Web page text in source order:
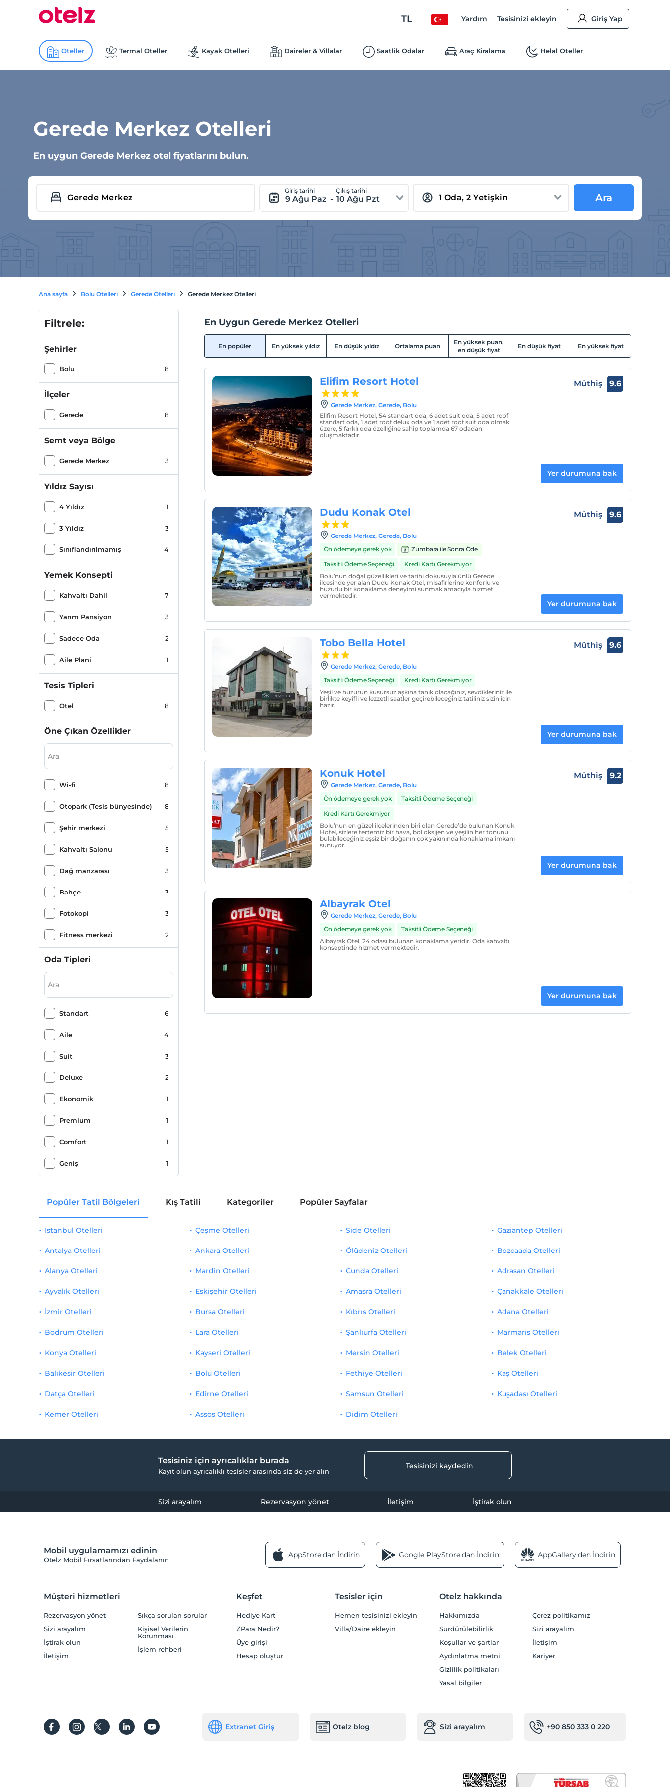
TL Yardım Tesisinizi ekleyin Giriş Yap
Oteller Termal Oteller Kayak Otelleri Daireler & Villalar Saatlik Odalar Araç Kiralama Helal Oteller
Gerede Merkez Otelleri
En uygun Gerede Merkez otel fiyatlarını bulun.
Giriş tarihi
9 Ağu Paz -
Çıkış tarihi
10 Ağu Pzt Ara
Ana sayfa Bolu Otelleri Gerede Otelleri Gerede Merkez Otelleri
Filtrele:
Şehirler
Bolu 8
İlçeler
Gerede 8
Semt veya Bölge
Gerede Merkez 3
Yıldız Sayısı
4 Yıldız 1
3 Yıldız 3
Sınıflandırılmamış 4
Yemek Konsepti
Kahvaltı Dahil 7
Yarım Pansiyon 3
Sadece Oda 2
Aile Plani 1
Tesis Tipleri
Otel 8
Öne Çıkan Özellikler
Wi-fi 8
Otopark (Tesis bünyesinde) 8
Şehir merkezi 5
Kahvaltı Salonu 5
Dağ manzarası 3
Bahçe 3
Fotokopi 3
Fitness merkezi 2
Havaalanı servisi (ücretli)
Çevre dostu 2
Özel karşılama sunumları
Özel karşılama hizmeti
Oda Tipleri
Standart 6
Aile 4
Suit 3
Deluxe 2
Ekonomik 1
Premium 1
Comfort 1
Geniş 1
Fırsat Oda 1
En Uygun Gerede Merkez Otelleri
En popüler En yüksek yıldız En düşük yıldız Ortalama puan
En yüksek puan,
en düşük fiyat
En düşük fiyat En yüksek fiyat
Elifim Resort Hotel
Gerede Merkez, Gerede, Bolu
Elifim Resort Hotel, 54 standart oda, 6 adet suit oda, 5 adet roof
standart oda, 1 adet roof delux oda ve 1 adet roof suit oda olmak
üzere, 5 farklı oda özelliğine sahip toplamda 67 odadan
oluşmaktadır.
Müthiş 9.6
Yer durumuna bak
Dudu Konak Otel
Gerede Merkez, Gerede, Bolu
Ön ödemeye gerek yok
Zumbara ile Sonra Öde
Taksitli Ödeme Seçeneği
Kredi Kartı Gerekmiyor
Bolu’nun doğal güzellikleri ve tarihi dokusuyla ünlü Gerede
ilçesinde yer alan Dudu Konak Otel, misafirlerine konforlu ve
huzurlu bir konaklama deneyimi sunmak amacıyla hizmet
vermektedir.
Müthiş 9.6
Yer durumuna bak
Tobo Bella Hotel
Gerede Merkez, Gerede, Bolu
Taksitli Ödeme Seçeneği
Kredi Kartı Gerekmiyor
Yeşil ve huzurun kusursuz aşkına tanık olacağınız, sevdikleriniz ile
birlikte keyifli ve lezzetli saatler geçirebileceğiniz tatiliniz sizin için
hazır.
Müthiş 9.6
Yer durumuna bak
Konuk Hotel
Gerede Merkez, Gerede, Bolu
Ön ödemeye gerek yok
Taksitli Ödeme Seçeneği
Kredi Kartı Gerekmiyor
Bolu’nun en güzel ilçelerinden biri olan Gerede’de bulunan Konuk
Hotel, sizlere tertemiz bir hava, bol oksijen ve yeşilin her tonunu
bulabileceğiniz eşsiz bir doğanın çok yakınında konaklama imkanı
sunuyor.
Müthiş 9.2
Yer durumuna bak
Albayrak Otel
Gerede Merkez, Gerede, Bolu
Ön ödemeye gerek yok
Taksitli Ödeme Seçeneği
Albayrak Otel, 24 odası bulunan konaklama yeridir. Oda kahvaltı
konseptinde hizmet vermektedir.
Yer durumuna bak
Popüler Tatil Bölgeleri Kış Tatili Kategoriler Popüler Sayfalar
İstanbul Otelleri
Antalya Otelleri
Alanya Otelleri
Ayvalık Otelleri
İzmir Otelleri
Çeşme Otelleri
Ankara Otelleri
Mardin Otelleri
Eskişehir Otelleri
Bursa Otelleri
Side Otelleri
Ölüdeniz Otelleri
Cunda Otelleri
Amasra Otelleri
Kıbrıs Otelleri
Gaziantep Otelleri
Bozcaada Otelleri
Adrasan Otelleri
Çanakkale Otelleri
Adana Otelleri
Bodrum Otelleri
Konya Otelleri
Balıkesir Otelleri
Datça Otelleri
Kemer Otelleri
Lara Otelleri
Kayseri Otelleri
Bolu Otelleri
Edirne Otelleri
Assos Otelleri
Şanlıurfa Otelleri
Mersin Otelleri
Fethiye Otelleri
Samsun Otelleri
Didim Otelleri
Marmaris Otelleri
Belek Otelleri
Kaş Otelleri
Kuşadası Otelleri
Tesisiniz için ayrıcalıklar burada
Kayıt olun ayrıcalıklı tesisler arasında siz de yer alın
Tesisinizi kaydedin
Sizi arayalım Rezervasyon yönet İletişim İştirak olun
Mobil uygulamamızı edinin
Otelz Mobil Fırsatlarından Faydalanın
AppStore'dan İndirin Google PlayStore'dan İndirin AppGallery'den İndirin
Müşteri hizmetleri
Rezervasyon yönet
Sizi arayalım
İştirak olun
İletişim
Sıkça sorulan sorular
Kişisel Verilerin
Korunması
İşlem rehberi
Keşfet
Hediye Kart
ZPara Nedir?
Üye girişi
Hesap oluştur
Tesisler için
Hemen tesisinizi ekleyin
Villa/Daire ekleyin
Otelz hakkında
Hakkımızda
Sürdürülebilirlik
Koşullar ve şartlar
Aydınlatma metni
Gizlilik politikaları
Yasal bilgiler
Çerez politikamız
Sizi arayalım
İletişim
Kariyer
Extranet Giriş Otelz blog Sizi arayalım +90 850 333 0 220